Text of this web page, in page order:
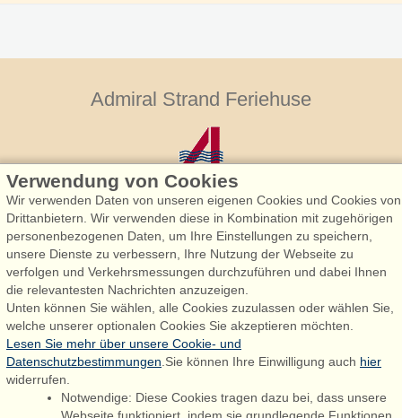
Admiral Strand Feriehuse
Admiral Strand Feriehuse, Lønne
Houstrupvej 170, Lønne
6830 Nørre Nebel
booking@admiralstrand.com
+45 70 60 87 78
Følg os på: Facebook
Verwendung von Cookies
Wir verwenden Daten von unseren eigenen Cookies und Cookies von
Drittanbietern. Wir verwenden diese in Kombination mit zugehörigen
personenbezogenen Daten, um Ihre Einstellungen zu speichern,
unsere Dienste zu verbessern, Ihre Nutzung der Webseite zu
verfolgen und Verkehrsmessungen durchzuführen und dabei Ihnen
die relevantesten Nachrichten anzuzeigen.
Unten können Sie wählen, alle Cookies zuzulassen oder wählen Sie,
welche unserer optionalen Cookies Sie akzeptieren möchten.
Lesen Sie mehr über unsere Cookie- und
Datenschutzbestimmungen .Sie können Ihre Einwilligung auch hier
widerrufen.
Notwendige: Diese Cookies tragen dazu bei, dass unsere